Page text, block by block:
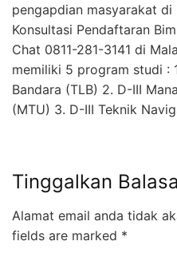
pengapdian masyarakat
Konsultasi Pendaftaran
Chat 0811-281-3141 di
memiliki 5 program studi :
Bandara (TLB) 2. D-III
(MTU) 3. D-III Teknik
Tinggalkan
Alamat email anda tidak
fields are marked *